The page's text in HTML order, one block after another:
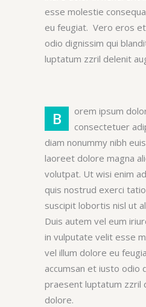
esse molestie
eu feugiat. Vero eros
odio dignissim qui
luptatum zzril delenit
B
orem ipsum
consectetuer
diam nonummy nibh
laoreet dolore magna
volutpat. Ut wisi enim
quis nostrud exerci
suscipit lobortis nisl ut
Duis autem vel eum
in vulputate velit esse
vel illum dolore eu
accumsan et iusto odio
praesent luptatum zzril
dolore.